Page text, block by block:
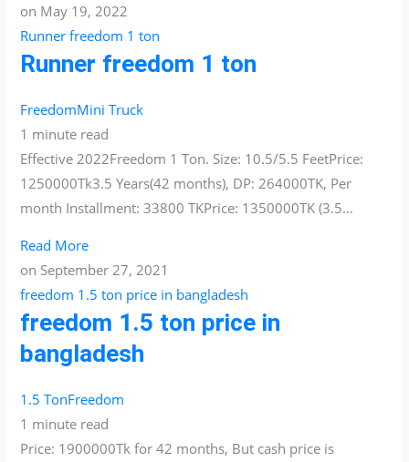
on May 19, 2022
Runner freedom 1 ton
Runner freedom 1 ton
FreedomMini Truck
1 minute read
Effective 2022Freedom 1 Ton. Size: 10.5/5.5 FeetPrice:
1250000Tk3.5 Years(42 months), DP: 264000TK, Per
month Installment: 33800 TKPrice: 1350000TK (3.5…
Read More
on September 27, 2021
freedom 1.5 ton price in bangladesh
freedom 1.5 ton price in
bangladesh
1.5 TonFreedom
1 minute read
Price: 1900000Tk for 42 months, But cash price is